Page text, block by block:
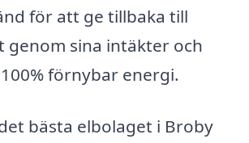
för att ge tillbaka till
genom sina intäkter och
förnybar energi.
bästa elbolaget i Broby